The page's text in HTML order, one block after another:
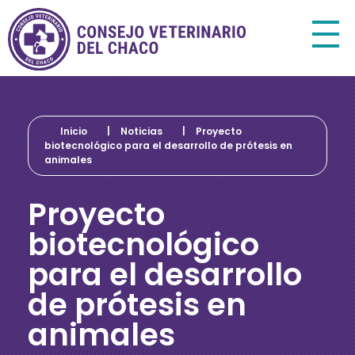
Consejo Veterinario del Chaco
Sede Central Resistencia
Inicio Noticias
Proyecto
biotecnológico para el desarrollo de prótesis en
animales
Proyecto
biotecnológico
para el desarrollo
de prótesis en
animales